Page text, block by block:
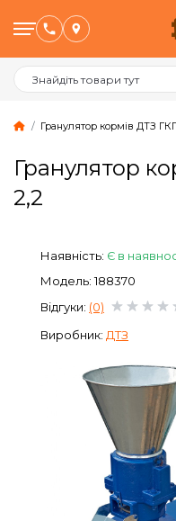
Сейфи
Гранулятор кормів ДТЗ
Гранулятор
2,2
Наявність: Є в
Модель: 188370
Відгуки: (0)
Виробник: ДТЗ